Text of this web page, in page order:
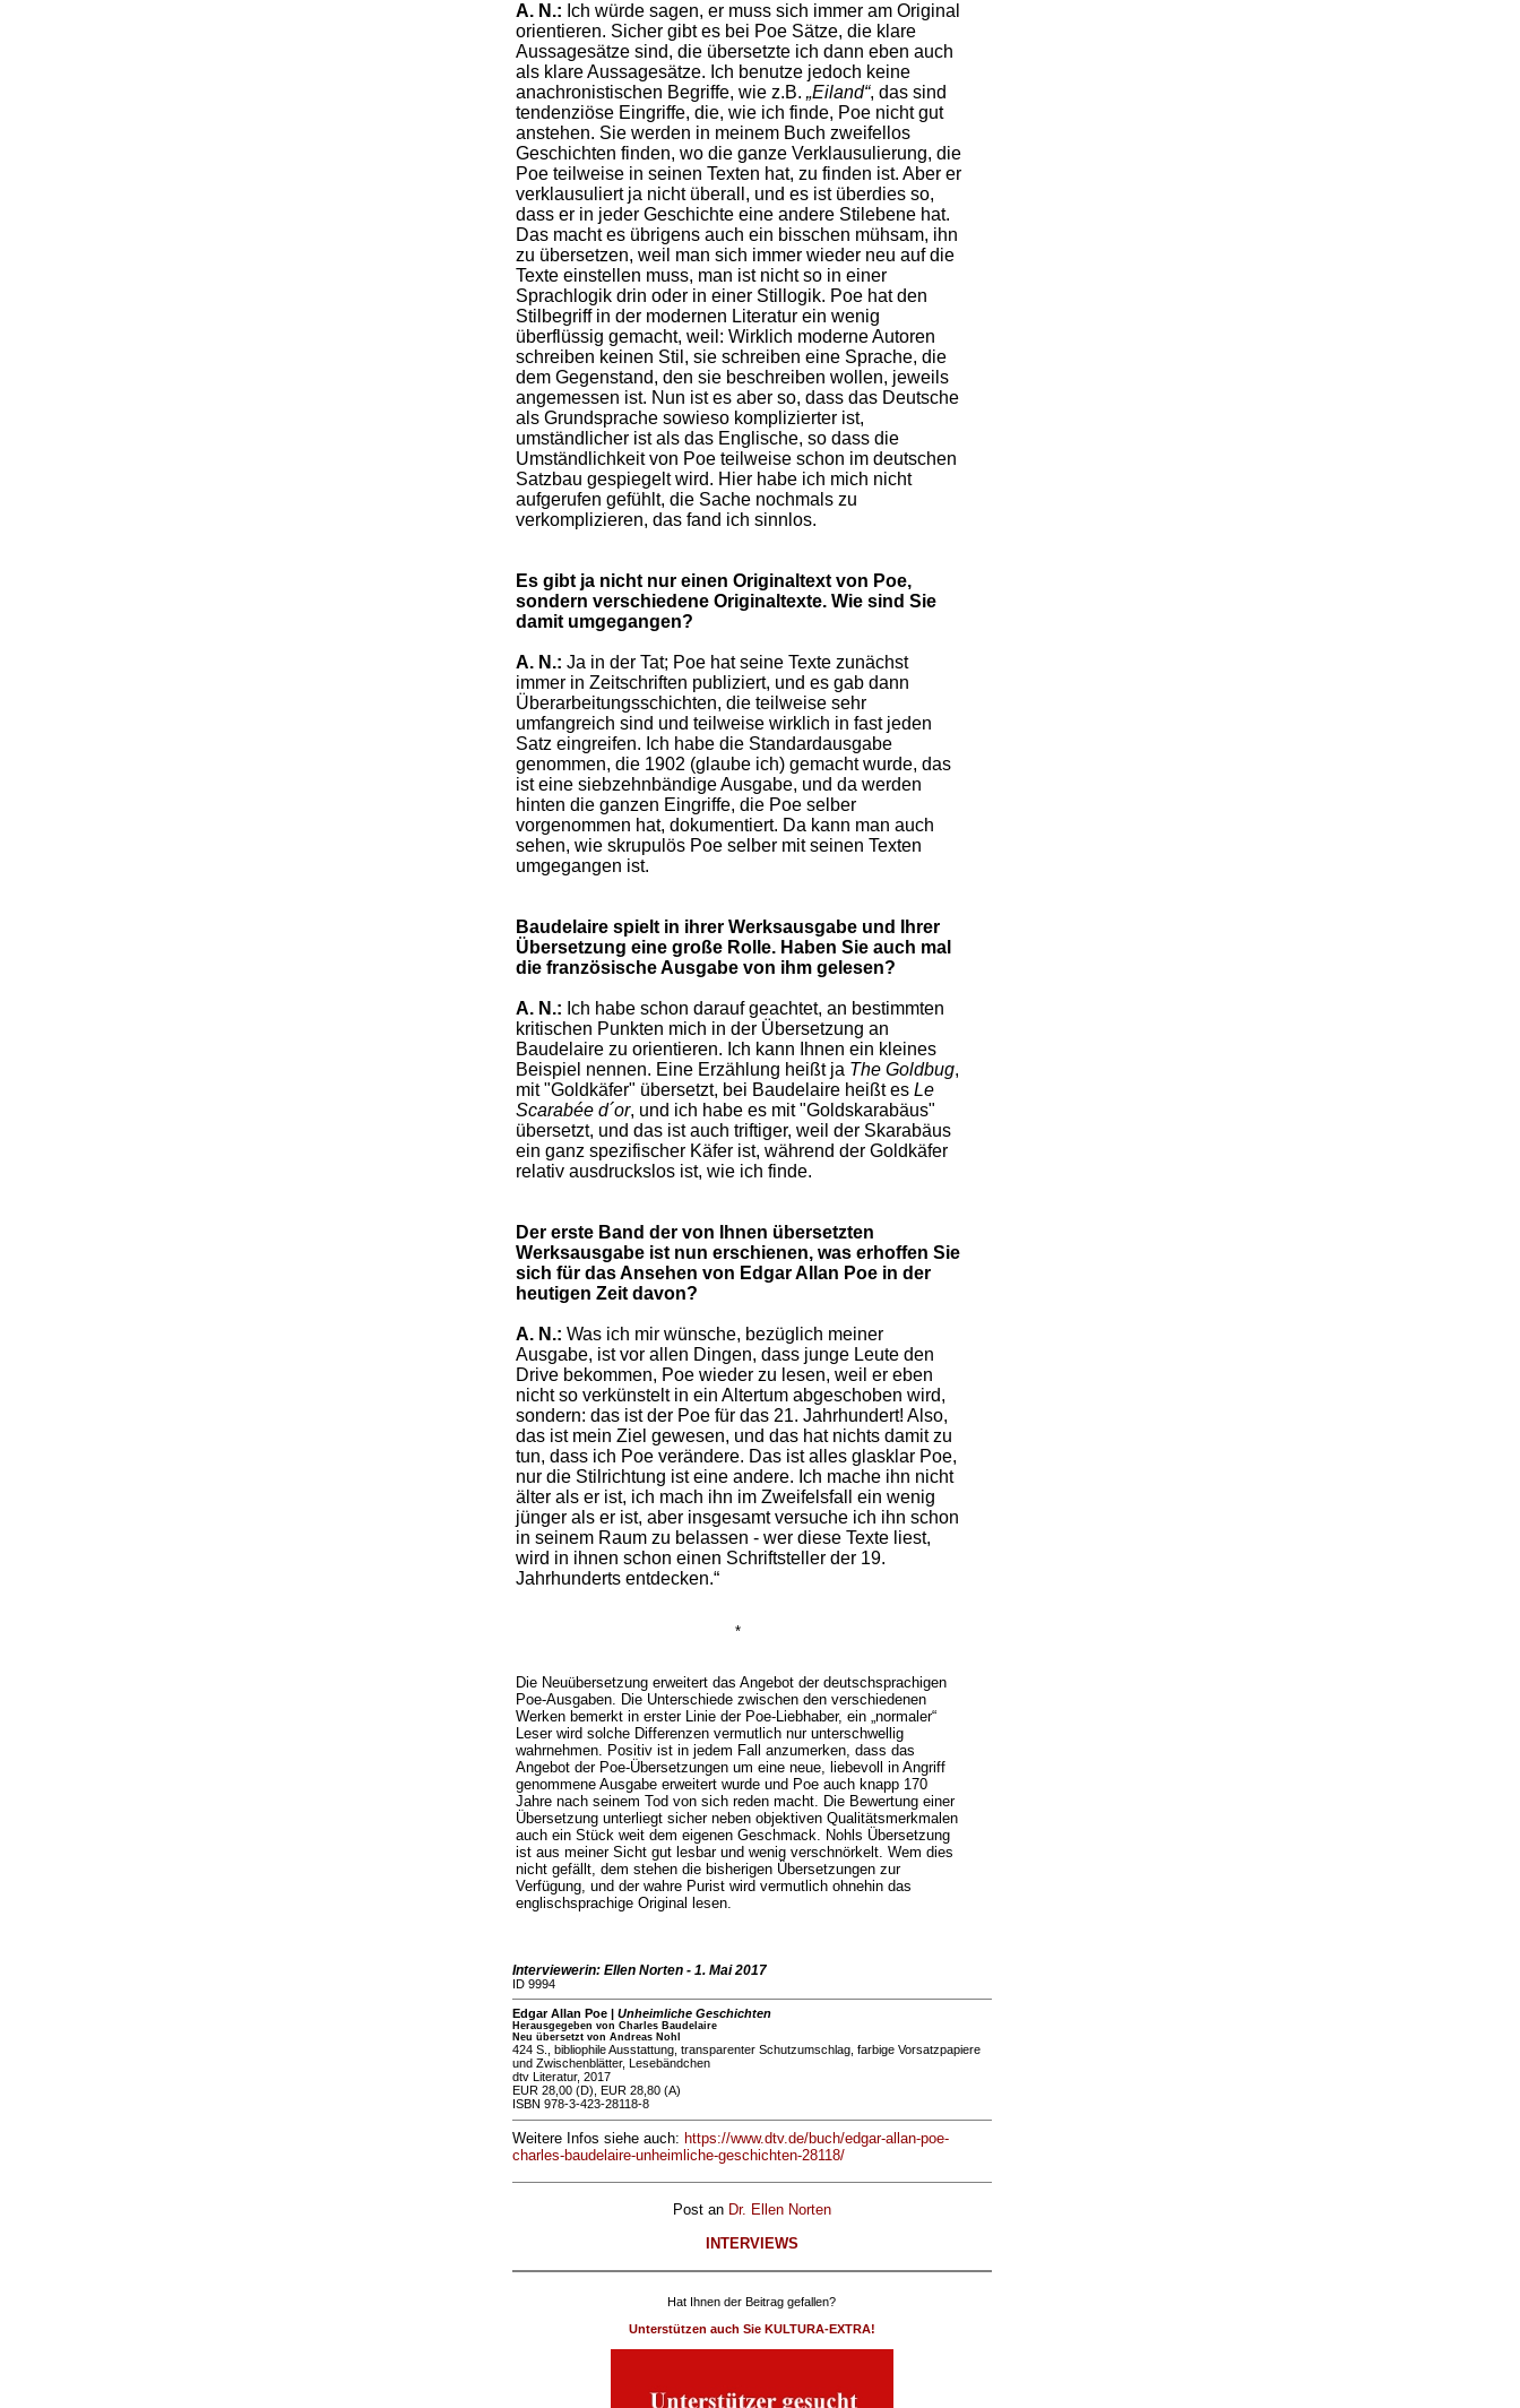
A. N.: Ich würde sagen, er muss sich immer am Original
orientieren. Sicher gibt es bei Poe Sätze, die klare
Aussagesätze sind, die übersetzte ich dann eben auch
als klare Aussagesätze. Ich benutze jedoch keine
anachronistischen Begriffe, wie z.B. „Eiland“, das sind
tendenziöse Eingriffe, die, wie ich finde, Poe nicht gut
anstehen. Sie werden in meinem Buch zweifellos
Geschichten finden, wo die ganze Verklausulierung, die
Poe teilweise in seinen Texten hat, zu finden ist. Aber er
verklausuliert ja nicht überall, und es ist überdies so,
dass er in jeder Geschichte eine andere Stilebene hat.
Das macht es übrigens auch ein bisschen mühsam, ihn
zu übersetzen, weil man sich immer wieder neu auf die
Texte einstellen muss, man ist nicht so in einer
Sprachlogik drin oder in einer Stillogik. Poe hat den
Stilbegriff in der modernen Literatur ein wenig
überflüssig gemacht, weil: Wirklich moderne Autoren
schreiben keinen Stil, sie schreiben eine Sprache, die
dem Gegenstand, den sie beschreiben wollen, jeweils
angemessen ist. Nun ist es aber so, dass das Deutsche
als Grundsprache sowieso komplizierter ist,
umständlicher ist als das Englische, so dass die
Umständlichkeit von Poe teilweise schon im deutschen
Satzbau gespiegelt wird. Hier habe ich mich nicht
aufgerufen gefühlt, die Sache nochmals zu
verkomplizieren, das fand ich sinnlos.
Es gibt ja nicht nur einen Originaltext von Poe,
sondern verschiedene Originaltexte. Wie sind Sie
damit umgegangen?
A. N.: Ja in der Tat; Poe hat seine Texte zunächst
immer in Zeitschriften publiziert, und es gab dann
Überarbeitungsschichten, die teilweise sehr
umfangreich sind und teilweise wirklich in fast jeden
Satz eingreifen. Ich habe die Standardausgabe
genommen, die 1902 (glaube ich) gemacht wurde, das
ist eine siebzehnbändige Ausgabe, und da werden
hinten die ganzen Eingriffe, die Poe selber
vorgenommen hat, dokumentiert. Da kann man auch
sehen, wie skrupulös Poe selber mit seinen Texten
umgegangen ist.
Baudelaire spielt in ihrer Werksausgabe und Ihrer
Übersetzung eine große Rolle. Haben Sie auch mal
die französische Ausgabe von ihm gelesen?
A. N.: Ich habe schon darauf geachtet, an bestimmten
kritischen Punkten mich in der Übersetzung an
Baudelaire zu orientieren. Ich kann Ihnen ein kleines
Beispiel nennen. Eine Erzählung heißt ja The Goldbug,
mit "Goldkäfer" übersetzt, bei Baudelaire heißt es Le
Scarabée d´or, und ich habe es mit "Goldskarabäus"
übersetzt, und das ist auch triftiger, weil der Skarabäus
ein ganz spezifischer Käfer ist, während der Goldkäfer
relativ ausdruckslos ist, wie ich finde.
Der erste Band der von Ihnen übersetzten
Werksausgabe ist nun erschienen, was erhoffen Sie
sich für das Ansehen von Edgar Allan Poe in der
heutigen Zeit davon?
A. N.: Was ich mir wünsche, bezüglich meiner
Ausgabe, ist vor allen Dingen, dass junge Leute den
Drive bekommen, Poe wieder zu lesen, weil er eben
nicht so verkünstelt in ein Altertum abgeschoben wird,
sondern: das ist der Poe für das 21. Jahrhundert! Also,
das ist mein Ziel gewesen, und das hat nichts damit zu
tun, dass ich Poe verändere. Das ist alles glasklar Poe,
nur die Stilrichtung ist eine andere. Ich mache ihn nicht
älter als er ist, ich mach ihn im Zweifelsfall ein wenig
jünger als er ist, aber insgesamt versuche ich ihn schon
in seinem Raum zu belassen - wer diese Texte liest,
wird in ihnen schon einen Schriftsteller der 19.
Jahrhunderts entdecken.“
*
Die Neuübersetzung erweitert das Angebot der deutschsprachigen
Poe-Ausgaben. Die Unterschiede zwischen den verschiedenen
Werken bemerkt in erster Linie der Poe-Liebhaber, ein „normaler“
Leser wird solche Differenzen vermutlich nur unterschwellig
wahrnehmen. Positiv ist in jedem Fall anzumerken, dass das
Angebot der Poe-Übersetzungen um eine neue, liebevoll in Angriff
genommene Ausgabe erweitert wurde und Poe auch knapp 170
Jahre nach seinem Tod von sich reden macht. Die Bewertung einer
Übersetzung unterliegt sicher neben objektiven Qualitätsmerkmalen
auch ein Stück weit dem eigenen Geschmack. Nohls Übersetzung
ist aus meiner Sicht gut lesbar und wenig verschnörkelt. Wem dies
nicht gefällt, dem stehen die bisherigen Übersetzungen zur
Verfügung, und der wahre Purist wird vermutlich ohnehin das
englischsprachige Original lesen.
Interviewerin: Ellen Norten - 1. Mai 2017
ID 9994
Edgar Allan Poe | Unheimliche Geschichten
Herausgegeben von Charles Baudelaire
Neu übersetzt von Andreas Nohl
424 S., bibliophile Ausstattung, transparenter Schutzumschlag, farbige Vorsatzpapiere
und Zwischenblätter, Lesebändchen
dtv Literatur, 2017
EUR 28,00 (D), EUR 28,80 (A)
ISBN 978-3-423-28118-8
Weitere Infos siehe auch: https://www.dtv.de/buch/edgar-allan-poe-
charles-baudelaire-unheimliche-geschichten-28118/
Post an Dr. Ellen Norten
INTERVIEWS
Hat Ihnen der Beitrag gefallen?
Unterstützen auch Sie KULTURA-EXTRA!